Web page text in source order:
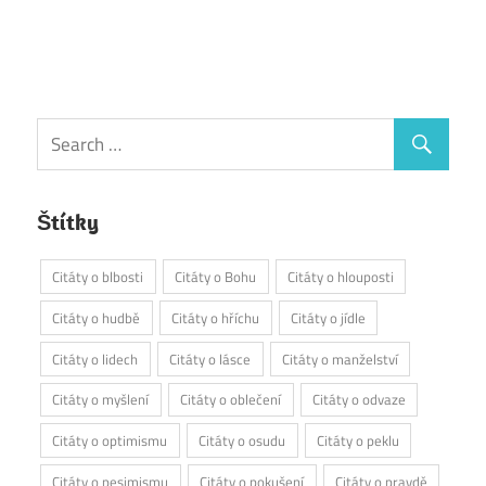
Štítky
Citáty o blbosti Citáty o Bohu
Citáty o hlouposti
Citáty o hudbě
Citáty o hříchu
Citáty o jídle
Citáty o lidech
Citáty o lásce
Citáty o manželství
Citáty o myšlení
Citáty o oblečení
Citáty o odvaze
Citáty o optimismu
Citáty o osudu
Citáty o peklu
Citáty o pesimismu
Citáty o pokušení Citáty o pravdě